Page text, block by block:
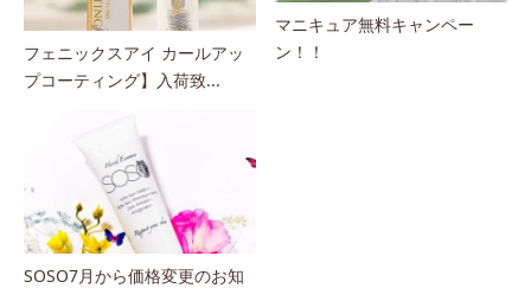
フェニックスアイ カールアッ
プコーティング】入荷致...
マニキュア無料キャンペー
ン！！
SOSO7月から価格変更のお知